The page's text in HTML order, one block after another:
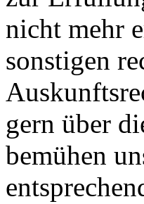
nicht mehr
sonstigen
gern über
bemühen